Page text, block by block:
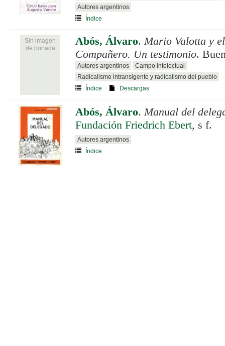
Autores argentinos
Índice
Sin imagen
de portada
Abós, Álvaro.Mario Valotta y
Compañero. Un testimonio.
Autores argentinos
Campo intelectual
Radicalismo intransigente y radicalismo del pueblo
Índice
Descargas
Abós, Álvaro.Manual del
Fundación Friedrich Ebert, s f.
Autores argentinos
Índice